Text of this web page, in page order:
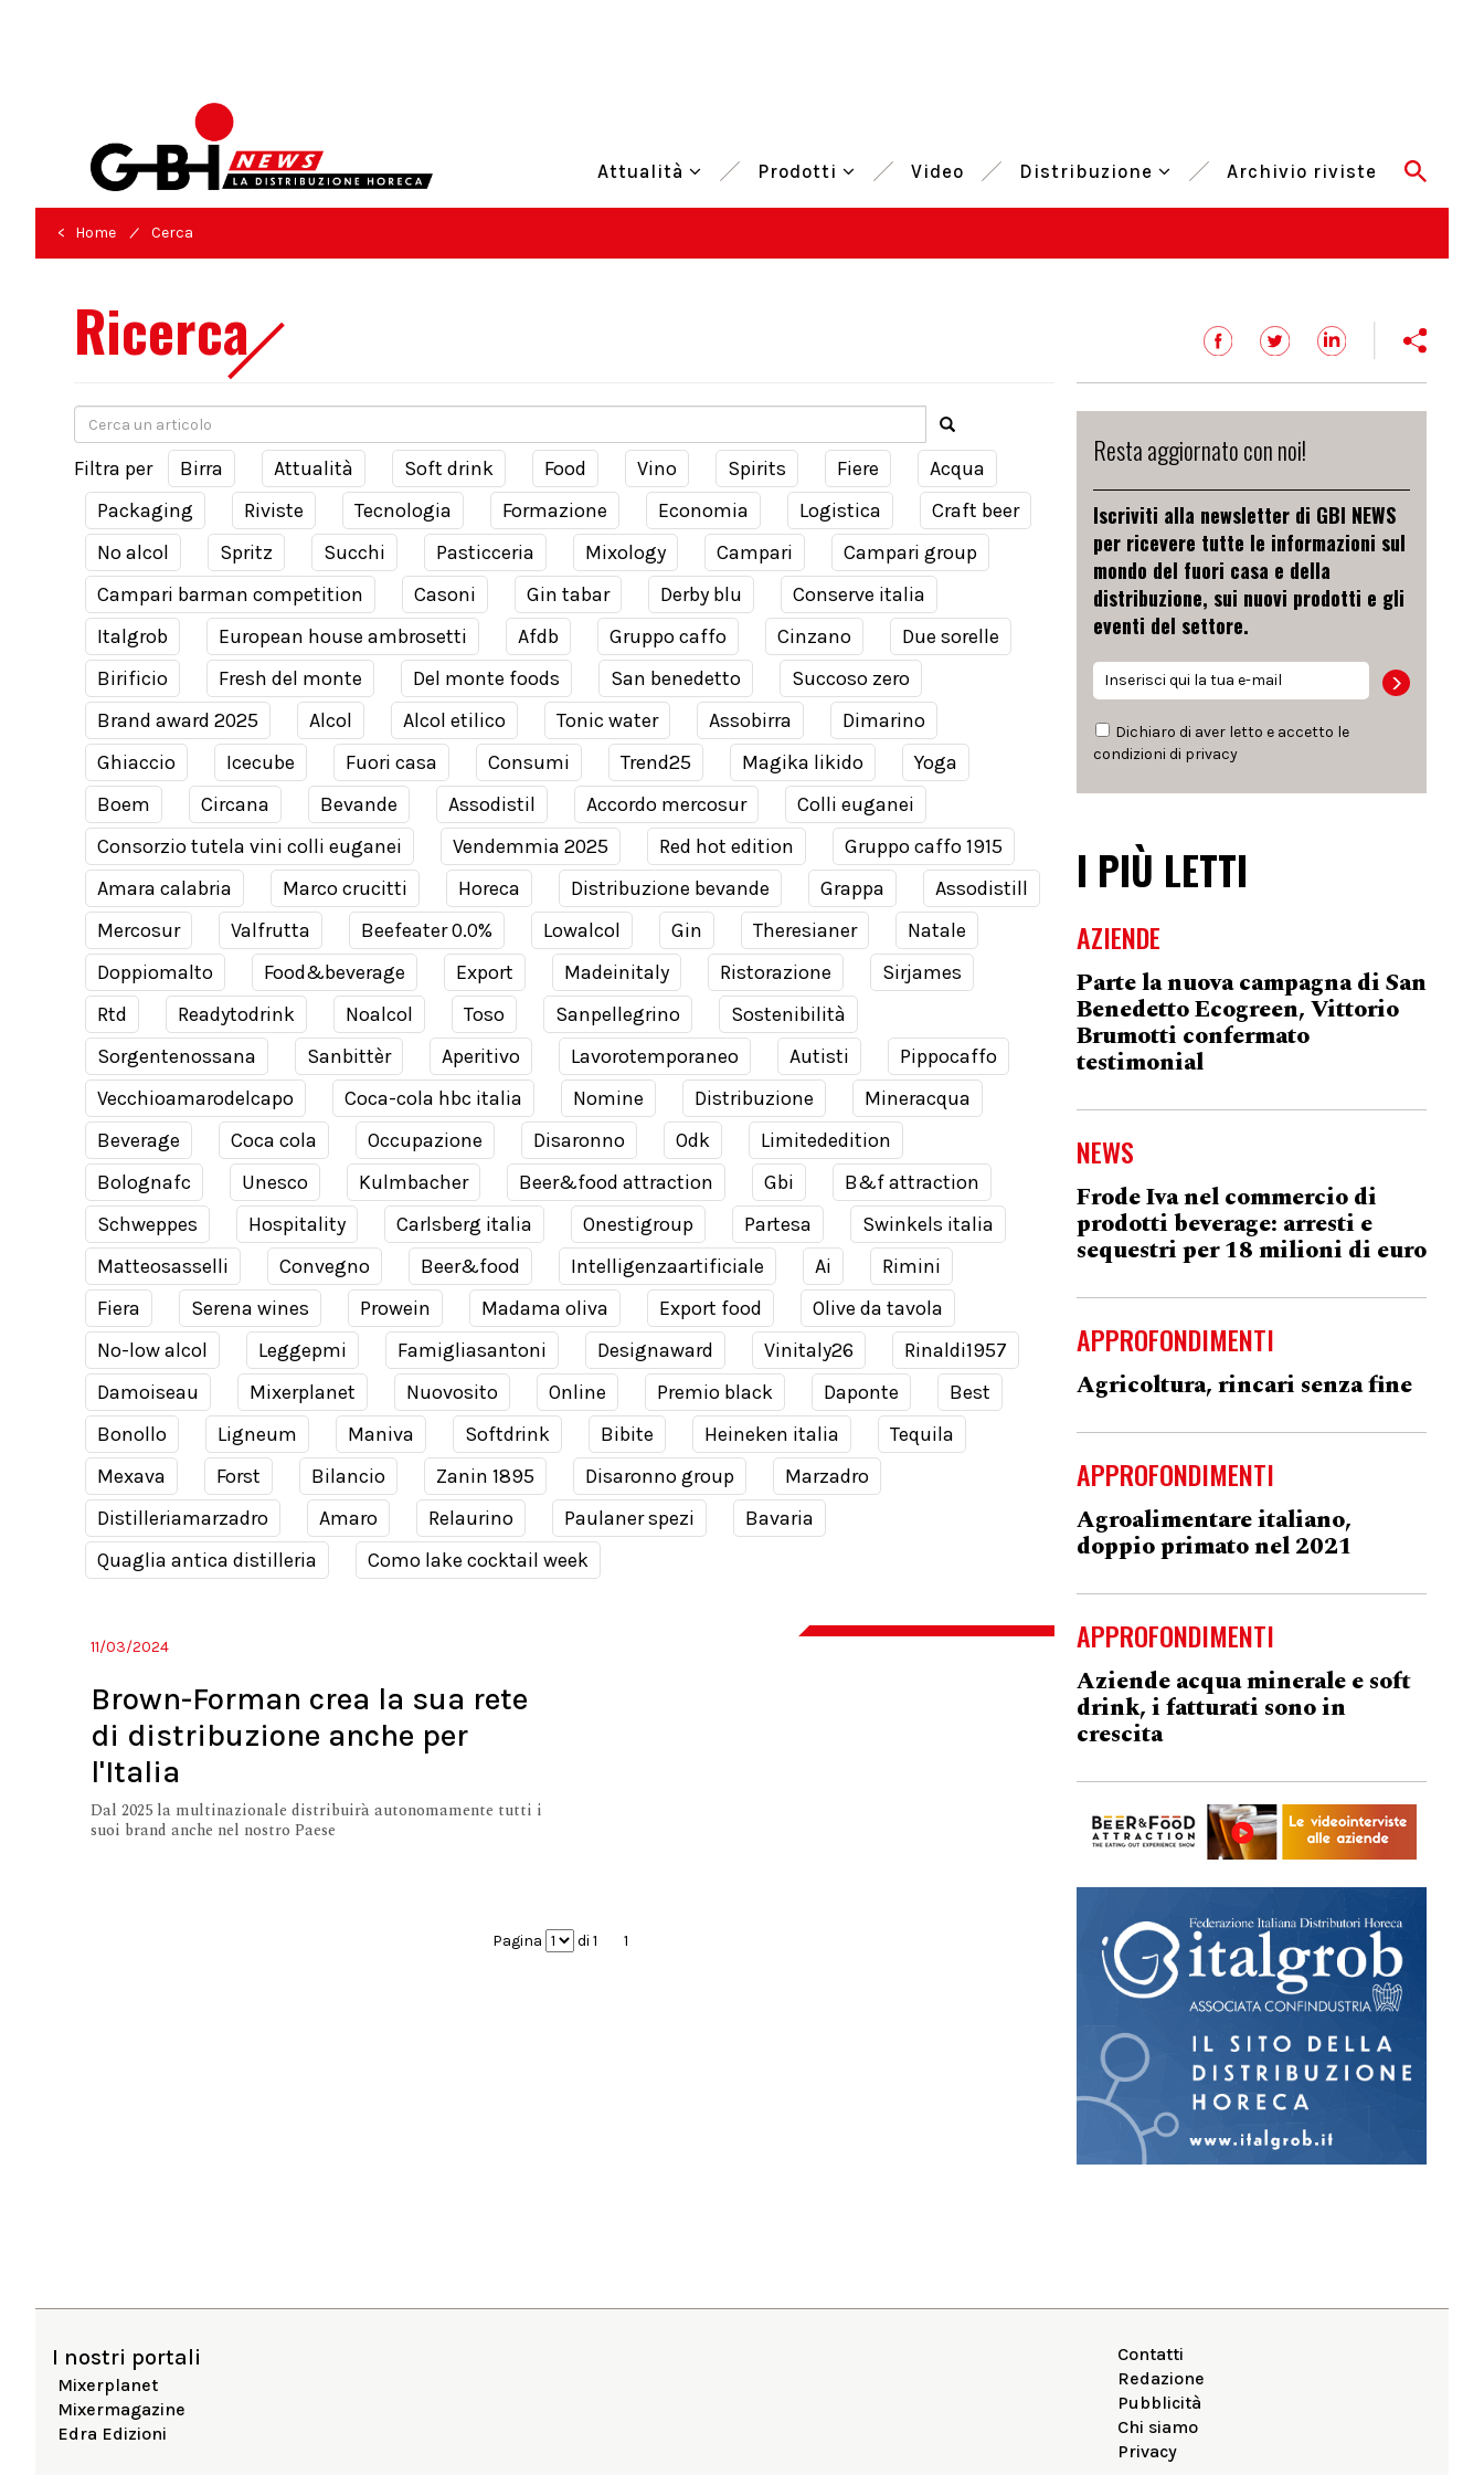
Attualità Prodotti Video Distribuzione Archivio riviste
< Home / Cerca
Ricerca
Filtra per Birra Attualità Soft drink Food Vino Spirits Fiere
Acqua
Packaging
Riviste Tecnologia Formazione Economia Logistica
Craft beer
No alcol
Spritz Succhi Pasticceria Mixology Campari
Campari group
Campari barman competition
Casoni Gin tabar Derby blu
Conserve italia
Italgrob
European house ambrosetti Afdb Gruppo caffo Cinzano
Due sorelle
Birificio
Fresh del monte Del monte foods San benedetto
Succoso zero
Brand award 2025
Alcol Alcol etilico Tonic water Assobirra
Dimarino
Ghiaccio
Icecube Fuori casa Consumi Trend25 Magika likido
Yoga
Boem
Circana Bevande Assodistil Accordo mercosur
Colli euganei
Consorzio tutela vini colli euganei
Vendemmia 2025 Red hot edition
Gruppo caffo 1915
Amara calabria
Marco crucitti Horeca Distribuzione bevande Grappa
Assodistill
Mercosur
Valfrutta Beefeater 0.0% Lowalcol Gin Theresianer
Natale
Doppiomalto
Food&beverage Export Madeinitaly Ristorazione
Sirjames
Rtd
Readytodrink Noalcol Toso Sanpellegrino
Sostenibilità
Sorgentenossana
Sanbittèr Aperitivo Lavorotemporaneo Autisti
Pippocaffo
Vecchioamarodelcapo
Coca-cola hbc italia Nomine Distribuzione
Mineracqua
Beverage
Coca cola Occupazione Disaronno Odk
Limitededition
Bolognafc
Unesco Kulmbacher Beer&food attraction Gbi
B&f attraction
Schweppes
Hospitality Carlsberg italia Onestigroup Partesa
Swinkels italia
Matteosasselli
Convegno Beer&food Intelligenzaartificiale Ai
Rimini
Fiera
Serena wines Prowein Madama oliva Export food
Olive da tavola
No-low alcol
Leggepmi Famigliasantoni Designaward Vinitaly26
Rinaldi1957
Damoiseau
Mixerplanet Nuovosito Online Premio black Daponte
Best
Bonollo
Ligneum Maniva Softdrink Bibite Heineken italia
Tequila
Mexava
Forst Bilancio Zanin 1895 Disaronno group
Marzadro
Distilleriamarzadro
Amaro Relaurino Paulaner spezi
Bavaria
Quaglia antica distilleria
Como lake cocktail week
11/03/2024
Brown-Forman crea la sua rete
di distribuzione anche per
l'Italia
Dal 2025 la multinazionale distribuirà autonomamente tutti i
suoi brand anche nel nostro Paese
Pagina di 1 1
Resta aggiornato con noi!
Iscriviti alla newsletter di GBI NEWS
per ricevere tutte le informazioni sul
mondo del fuori casa e della
distribuzione, sui nuovi prodotti e gli
eventi del settore.
Dichiaro di aver letto e accetto le
condizioni di privacy
I PIÙ LETTI
AZIENDE
Parte la nuova campagna di San
Benedetto Ecogreen, Vittorio
Brumotti confermato
testimonial
NEWS
Frode Iva nel commercio di
prodotti beverage: arresti e
sequestri per 18 milioni di euro
APPROFONDIMENTI
Agricoltura, rincari senza fine
APPROFONDIMENTI
Agroalimentare italiano,
doppio primato nel 2021
APPROFONDIMENTI
Aziende acqua minerale e soft
drink, i fatturati sono in
crescita
I nostri portali
Mixerplanet
Mixermagazine
Edra Edizioni
Contatti
Redazione
Pubblicità
Chi siamo
Privacy